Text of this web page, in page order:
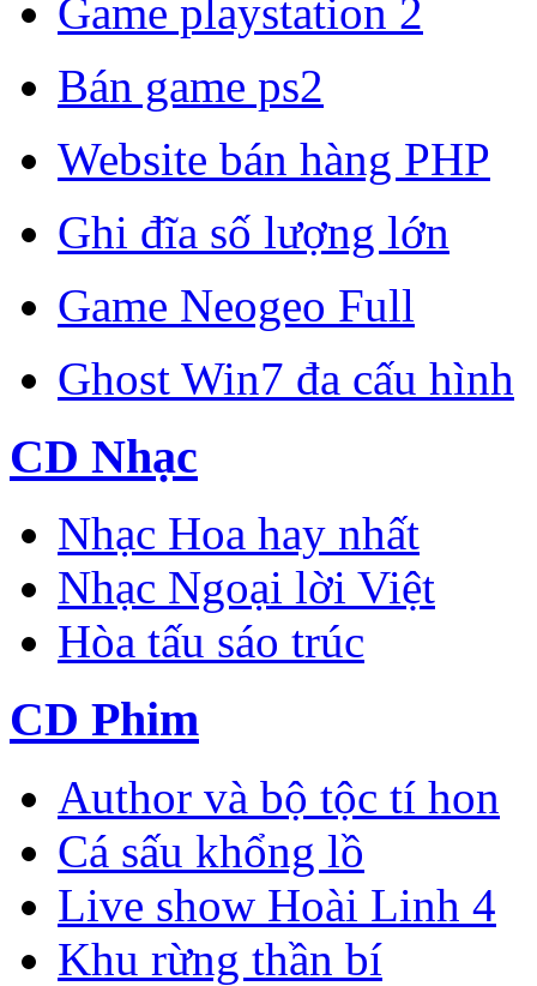
Game playstation 2
Bán game ps2
Website bán hàng PHP
Ghi đĩa số lượng lớn
Game Neogeo Full
Ghost Win7 đa cấu hình
CD Nhạc
Nhạc Hoa hay nhất
Nhạc Ngoại lời Việt
Hòa tấu sáo trúc
CD Phim
Author và bộ tộc tí hon
Cá sấu khổng lồ
Live show Hoài Linh 4
Khu rừng thần bí